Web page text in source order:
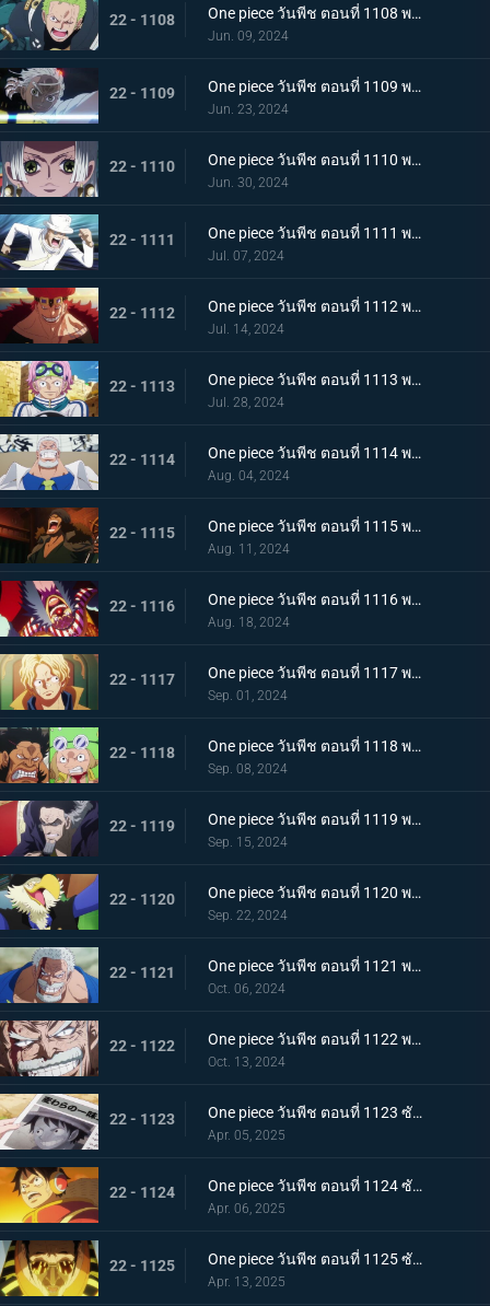
22 - 1108 One piece วันพีช ตอนที่ 1108 พากย์ไทย ไม่เข้าใจ การก่อกบฏของเซราฟิม
Jun. 09, 2024
22 - 1109 One piece วันพีช ตอนที่ 1109 พากย์ไทย การตัดสินใจอันยากลำบาก แนวรบศึกร่วมอันแปลกประหลาด
Jun. 23, 2024
22 - 1110 One piece วันพีช ตอนที่ 1110 พากย์ไทย รอดชีวิต! การต่อสู้ที่อันตรายถึงชีวิตด้วยรูปแบบที่แข็งแกร่งที่สุดของมนุษยชาติ!
Jun. 30, 2024
22 - 1111 One piece วันพีช ตอนที่ 1111 พากย์ไทย โอฮาระที่สอง! ความทะเยอทะยานของผู้บงการ!
Jul. 07, 2024
22 - 1112 One piece วันพีช ตอนที่ 1112 พากย์ไทย ปะทะ! แชงค์ส vs ยูสทัส คิด
Jul. 14, 2024
22 - 1113 One piece วันพีช ตอนที่ 1113 พากย์ไทย วิ่งสิโคบี้! กลยุทธ์การหลบหนีที่สิ้นหวัง!
Jul. 28, 2024
22 - 1114 One piece วันพีช ตอนที่ 1114 พากย์ไทย เพื่อลูกศิษย์ที่รัก - หมัดของรองพลเรือเอกการ์ป!
Aug. 04, 2024
22 - 1115 One piece วันพีช ตอนที่ 1115 พากย์ไทย กองทัพเรืออึ้ง! อดีตพลเรือเอกกองบัญชาการกองทัพเรือ คุซัน
Aug. 11, 2024
22 - 1116 One piece วันพีช ตอนที่ 1116 พากย์ไทย ไปรับมันกันเถอะ! คำประกาศใหญ่ของ Buggy
Aug. 18, 2024
22 - 1117 One piece วันพีช ตอนที่ 1117 พากย์ไทย ซาโบกลับมา - ความจริงอันน่าตกตะลึงที่ต้องบอก!
Sep. 01, 2024
22 - 1118 One piece วันพีช ตอนที่ 1118 พากย์ไทย ดินแดนศักดิ์สิทธิ์ในความวุ่นวาย! การโจมตีเต็มกำลังของ Sai และ Leo!
Sep. 08, 2024
22 - 1119 One piece วันพีช ตอนที่ 1119 พากย์ไทย ข้อความที่ได้รับมอบหมาย! การตัดสินใจของงูจงอาง
Sep. 15, 2024
22 - 1120 One piece วันพีช ตอนที่ 1120 พากย์ไทย โลกสั่นสะเทือน! คำพิพากษาของผู้ปกครองและการกระทำของผู้เฒ่าทั้งห้า!
Sep. 22, 2024
22 - 1121 One piece วันพีช ตอนที่ 1121 พากย์ไทย การ์ปและคุซัน - การปะทะกันของอาจารย์และลูกศิษย์
Oct. 06, 2024
22 - 1122 One piece วันพีช ตอนที่ 1122 พากย์ไทย บทเรียนสุดท้าย! ผลกระทบที่สืบทอดมา
Oct. 13, 2024
22 - 1123 One piece วันพีช ตอนที่ 1123 ซับไทย โลกสะเทือน! กลุ่มหมวกฟางจับตัวประกัน
Apr. 05, 2025
22 - 1124 One piece วันพีช ตอนที่ 1124 ซับไทย ถูกล้อมอย่างสมบูรณ์! ปฏิบัติการหลบหนี Egghead
Apr. 06, 2025
22 - 1125 One piece วันพีช ตอนที่ 1125 ซับไทย การปะทะกันของความมุ่งมั่นของสองบุรุษ! คิซารุและเซ็นโตมารุ
Apr. 13, 2025